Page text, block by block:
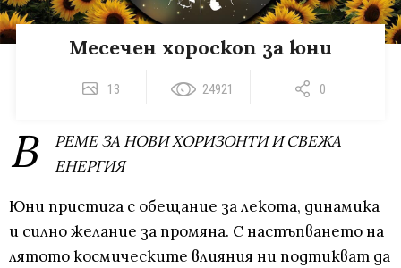
Месечен хороскоп за юни
13 24921 0
В
РЕМЕ ЗА НОВИ ХОРИЗОНТИ И СВЕЖА
ЕНЕРГИЯ
Юни пристига с обещание за лекота, динамика
и силно желание за промяна. С настъпването на
лятото космическите влияния ни подтикват да